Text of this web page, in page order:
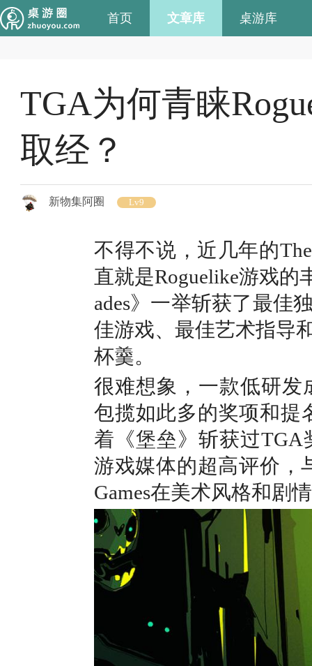
首页 文章库 桌游库
TGA为何青睐
取经？
新物集阿圈 Lv9
不得不说，近几年的
直就是Roguelike游戏的
ades》一举斩获了最佳
佳游戏、最佳艺术指导
杯羹。
很难想象，一款低研发
包揽如此多的奖项和提
着《堡垒》斩获过
游戏媒体的超高评价，
Games在美术风格和剧